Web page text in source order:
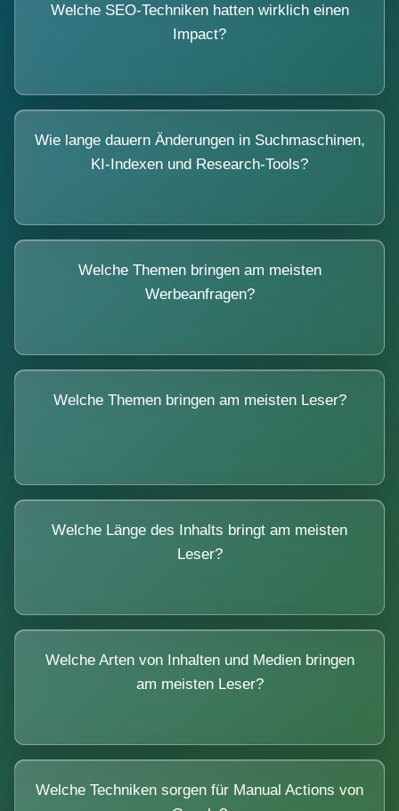
Welche SEO-Techniken hatten wirklich einen
Impact?
Wie lange dauern Änderungen in Suchmaschinen,
KI-Indexen und Research-Tools?
Welche Themen bringen am meisten
Werbeanfragen?
Welche Themen bringen am meisten Leser?
Welche Länge des Inhalts bringt am meisten
Leser?
Welche Arten von Inhalten und Medien bringen
am meisten Leser?
Welche Techniken sorgen für Manual Actions von